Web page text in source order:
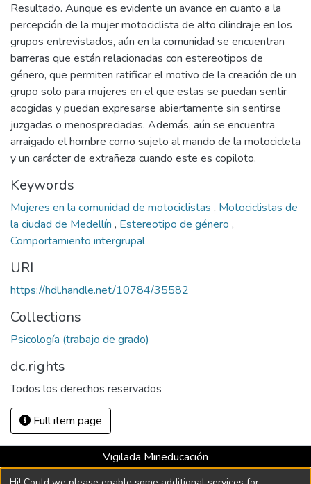
Resultado. Aunque es evidente un avance en cuanto a la
percepción de la mujer motociclista de alto cilindraje en los
grupos entrevistados, aún en la comunidad se encuentran
barreras que están relacionadas con estereotipos de
género, que permiten ratificar el motivo de la creación de un
grupo solo para mujeres en el que estas se puedan sentir
acogidas y puedan expresarse abiertamente sin sentirse
juzgadas o menospreciadas. Además, aún se encuentra
arraigado el hombre como sujeto al mando de la motocicleta
y un carácter de extrañeza cuando este es copiloto.
Keywords
Mujeres en la comunidad de motociclistas , Motociclistas de
la ciudad de Medellín , Estereotipo de género ,
Comportamiento intergrupal
URI
https://hdl.handle.net/10784/35582
Collections
Psicología (trabajo de grado)
dc.rights
Todos los derechos reservados
Full item page
Vigilada Mineducación
Universidad con Acreditación Institucional hasta 2026 -